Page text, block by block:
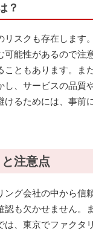
？
スクも存在します
能性があるので注
ともあります。ま
、サービスの品質
るためには、事前
注意点
グ会社の中から信
も欠かせません。
、東京でファクタ